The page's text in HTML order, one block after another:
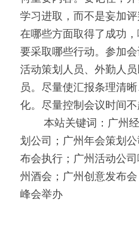
学习进取，而不是妄加
在哪些方面取得了成功
要采取哪些行动。参加
活动策划人员、外勤人
员。尽量使汇报条理清
化。尽量控制会议时间不
本站关键词：广州
划公司；广州年会策划
布会执行；广州活动公
州酒会；广州创意发布
峰会举办